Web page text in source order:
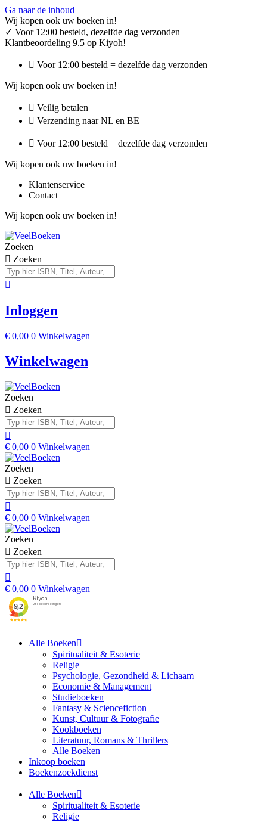
Ga naar de inhoud
Wij kopen ook uw boeken in!
✓ Voor 12:00 besteld, dezelfde dag verzonden
Klantbeoordeling 9.5 op Kiyoh!
Voor 12:00 besteld = dezelfde dag verzonden
Wij kopen ook uw boeken in!
Veilig betalen
Verzending naar NL en BE
Voor 12:00 besteld = dezelfde dag verzonden
Wij kopen ook uw boeken in!
Klantenservice
Contact
Wij kopen ook uw boeken in!
Zoeken
Zoeken
Inloggen
€ 0,00 0 Winkelwagen
Winkelwagen
Zoeken
Zoeken
€ 0,00 0 Winkelwagen
Zoeken
Zoeken
€ 0,00 0 Winkelwagen
Zoeken
Zoeken
€ 0,00 0 Winkelwagen
Alle Boeken
Spiritualiteit & Esoterie
Religie
Psychologie, Gezondheid & Lichaam
Economie & Management
Studieboeken
Fantasy & Sciencefiction
Kunst, Cultuur & Fotografie
Kookboeken
Literatuur, Romans & Thrillers
Alle Boeken
Inkoop boeken
Boekenzoekdienst
Alle Boeken
Spiritualiteit & Esoterie
Religie